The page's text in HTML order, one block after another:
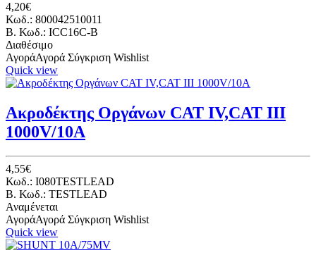
4,20€
Κωδ.: 800042510011
B. Κωδ.: ICC16C-B
Διαθέσιμο
ΑγοράΑγορά Σύγκριση Wishlist
Quick view
Ακροδέκτης Οργάνων CAT IV,CAT III
1000V/10A
4,55€
Κωδ.: I080TESTLEAD
B. Κωδ.: TESTLEAD
Αναμένεται
ΑγοράΑγορά Σύγκριση Wishlist
Quick view